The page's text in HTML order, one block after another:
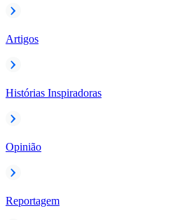
Artigos
Histórias Inspiradoras
Opinião
Reportagem